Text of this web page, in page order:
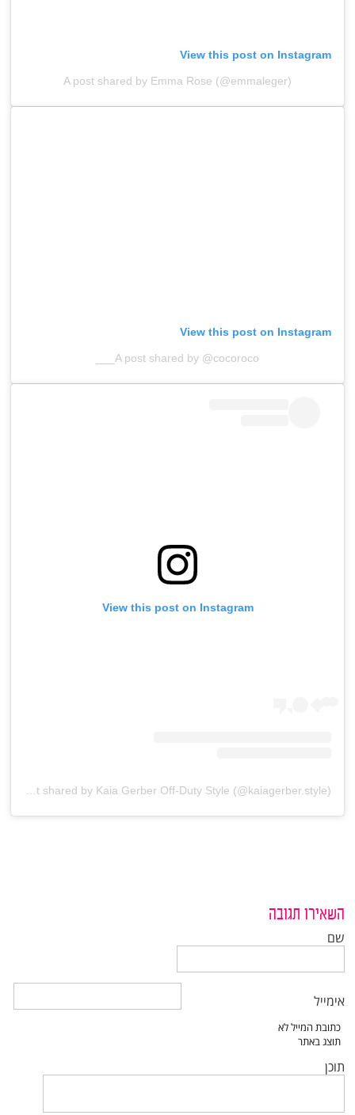
View this post on Instagram
A post shared by Emma Rose (@emmaleger)
View this post on Instagram
A post shared by @cocoroco___
View this post on Instagram
A post shared by Kaia Gerber Off-Duty Style (@kaiagerber.style)
השאירו תגובה
שם
אימייל
תוכן